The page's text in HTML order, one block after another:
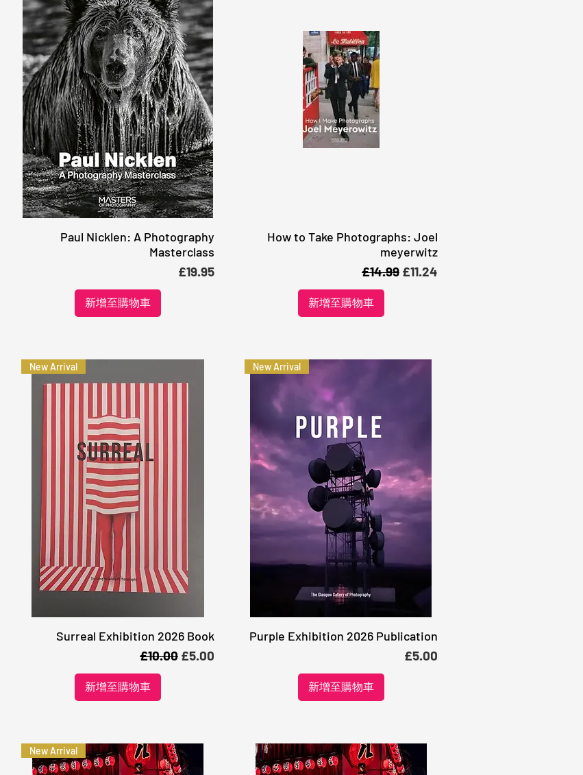
快速瀏覽
Paul Nicklen: A Photography
Masterclass
價格
£19.95
新增至購物車
快速瀏覽
How to Take Photographs: Joel
meyerwitz
一般價格
£14.99 促銷價格
£11.24
新增至購物車
快速瀏覽
New Arrival
Surreal Exhibition 2026 Book
一般價格
£10.00 促銷價格
£5.00
新增至購物車
快速瀏覽
New Arrival
Purple Exhibition 2026 Publication
價格
£5.00
新增至購物車
New Arrival